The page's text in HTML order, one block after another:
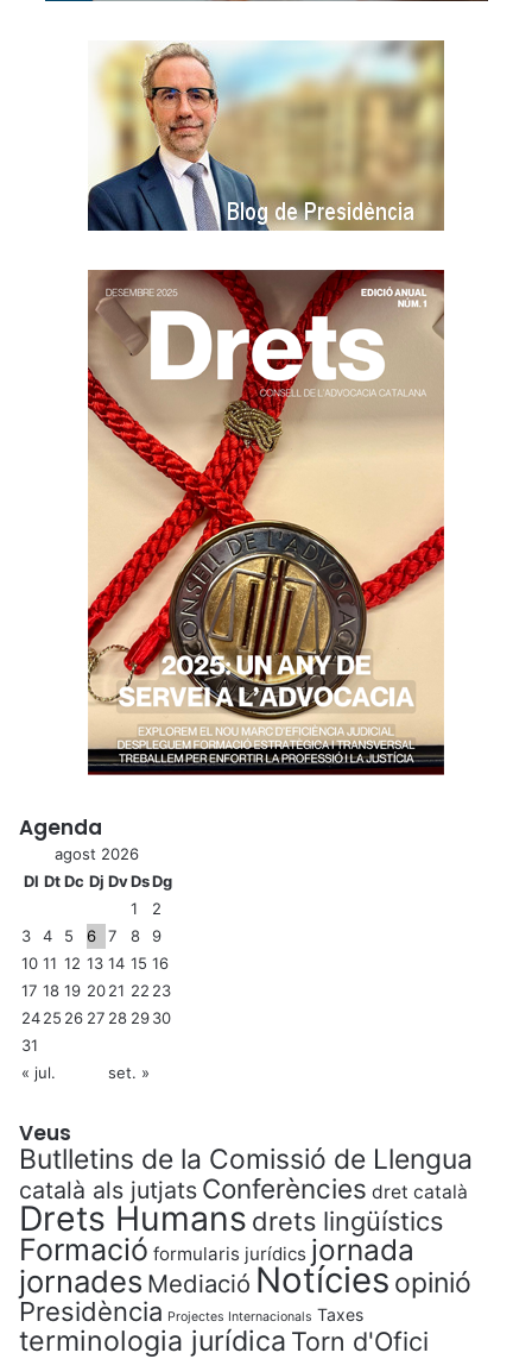
Agenda
agost 2026
Dl DtDc Dj DvDsDg
1
2
3
4 5 6 7 8
9
10 11 12 13 14 15 16
17 18 19 2021 22 23
2425 26 27 28 2930
31
« jul.
set. »
Veus
Butlletins de la Comissió de Llengua
català als jutjats Conferències dret català
Drets Humans drets lingüístics
Formació formularis jurídics jornada
jornades Mediació Notícies opinió
Presidència Projectes Internacionals Taxes
terminologia jurídica Torn d'Ofici